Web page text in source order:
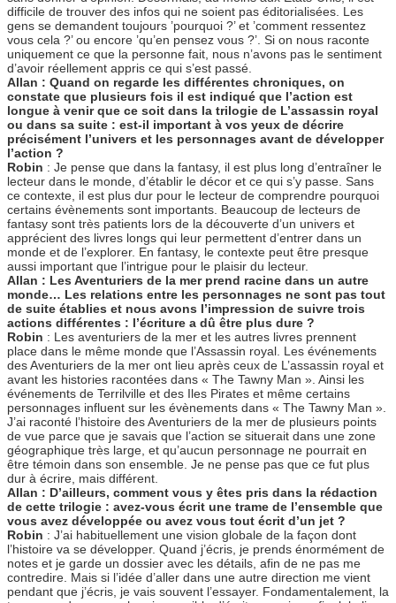
difficile de trouver des infos qui ne soient pas éditorialisées. Les
gens se demandent toujours ’pourquoi ?’ et ’comment ressentez
vous cela ?’ ou encore ’qu’en pensez vous ?’. Si on nous raconte
uniquement ce que la personne fait, nous n’avons pas le sentiment
d’avoir réellement appris ce qui s’est passé.
Allan : Quand on regarde les différentes chroniques, on
constate que plusieurs fois il est indiqué que l’action est
longue à venir que ce soit dans la trilogie de L’assassin royal
ou dans sa suite : est-il important à vos yeux de décrire
précisément l’univers et les personnages avant de développer
l’action ?
Robin : Je pense que dans la fantasy, il est plus long d’entraîner le
lecteur dans le monde, d’établir le décor et ce qui s’y passe. Sans
ce contexte, il est plus dur pour le lecteur de comprendre pourquoi
certains évènements sont importants. Beaucoup de lecteurs de
fantasy sont très patients lors de la découverte d’un univers et
apprécient des livres longs qui leur permettent d’entrer dans un
monde et de l’explorer. En fantasy, le contexte peut être presque
aussi important que l’intrigue pour le plaisir du lecteur.
Allan : Les Aventuriers de la mer prend racine dans un autre
monde… Les relations entre les personnages ne sont pas tout
de suite établies et nous avons l’impression de suivre trois
actions différentes : l’écriture a dû être plus dure ?
Robin : Les aventuriers de la mer et les autres livres prennent
place dans le même monde que l’Assassin royal. Les événements
des Aventuriers de la mer ont lieu après ceux de L’assassin royal et
avant les histories racontées dans « The Tawny Man ». Ainsi les
événements de Terrilville et des Iles Pirates et même certains
personnages influent sur les évènements dans « The Tawny Man ».
J’ai raconté l’histoire des Aventuriers de la mer de plusieurs points
de vue parce que je savais que l’action se situerait dans une zone
géographique très large, et qu’aucun personnage ne pourrait en
être témoin dans son ensemble. Je ne pense pas que ce fut plus
dur à écrire, mais différent.
Allan : D’ailleurs, comment vous y êtes pris dans la rédaction
de cette trilogie : avez-vous écrit une trame de l’ensemble que
vous avez développée ou avez vous tout écrit d’un jet ?
Robin : J’ai habituellement une vision globale de la façon dont
l’histoire va se développer. Quand j’écris, je prends énormément de
notes et je garde un dossier avec les détails, afin de ne pas me
contredire. Mais si l’idée d’aller dans une autre direction me vient
pendant que j’écris, je vais souvent l’essayer. Fondamentalement, la